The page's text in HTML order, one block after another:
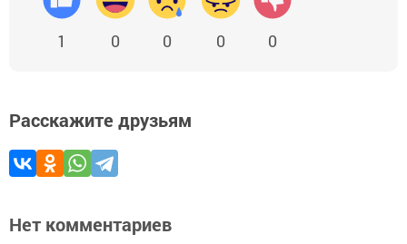
1 0 0 0 0
Расскажите друзьям
Нет комментариев